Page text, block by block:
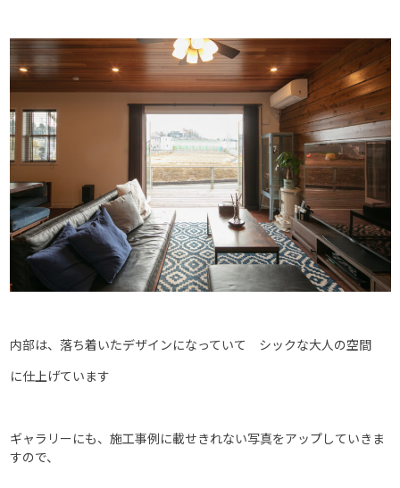
内部は、落ち着いたデザインになっていて シックな大人の空間
に仕上げています
ギャラリーにも、施工事例に載せきれない写真をアップしていきま
すので、